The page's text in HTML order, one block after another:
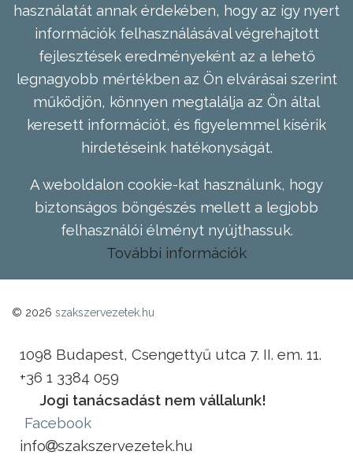
használatát annak érdekében, hogy az így nyert
információk felhasználásával végrehajtott
fejlesztések eredményeként az a lehető
legnagyobb mértékben az Ön elvárásai szerint
működjön, könnyen megtalálja az Ön által
keresett információt, és figyelemmel kísérik
hirdetéseink hatékonyságát.
A weboldalon cookie-kat használunk, hogy
biztonságos böngészés mellett a legjobb
felhasználói élményt nyújthassuk.
További információk
© 2026 szakszervezetek.hu
1098 Budapest, Csengettyű utca 7. II. em. 11.
+36 1 3384 059
Jogi tanácsadást nem vállalunk!
Facebook
info
szakszervezetek.hu